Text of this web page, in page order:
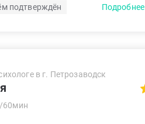
подтверждён
в г. Петрозаводск
60мин